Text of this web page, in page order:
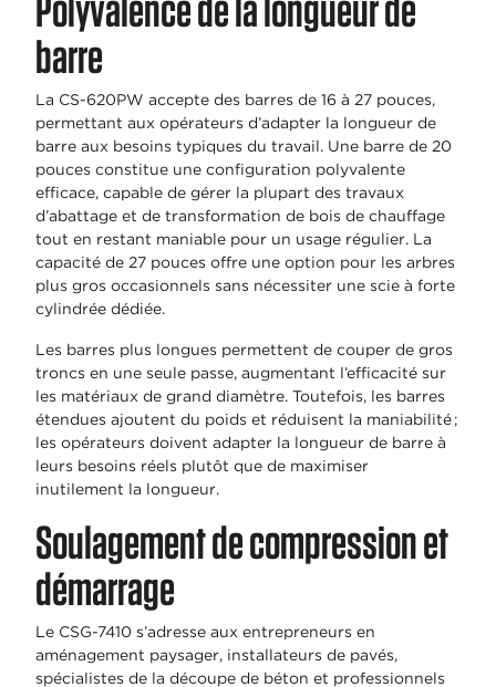
barre
La CS-620PW accepte des barres de 16 à 27 pouces,
permettant aux opérateurs d’adapter la longueur de
barre aux besoins typiques du travail. Une barre de 20
pouces constitue une configuration polyvalente
efficace, capable de gérer la plupart des travaux
d’abattage et de transformation de bois de chauffage
tout en restant maniable pour un usage régulier. La
capacité de 27 pouces offre une option pour les arbres
plus gros occasionnels sans nécessiter une scie à forte
cylindrée dédiée.
Les barres plus longues permettent de couper de gros
troncs en une seule passe, augmentant l’efficacité sur
les matériaux de grand diamètre. Toutefois, les barres
étendues ajoutent du poids et réduisent la maniabilité ;
les opérateurs doivent adapter la longueur de barre à
leurs besoins réels plutôt que de maximiser
inutilement la longueur.
Soulagement de compression et
démarrage
Le CSG-7410 s’adresse aux entrepreneurs en
aménagement paysager, installateurs de pavés,
spécialistes de la découpe de béton et professionnels